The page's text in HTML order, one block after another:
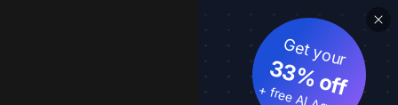
Get your
33% off